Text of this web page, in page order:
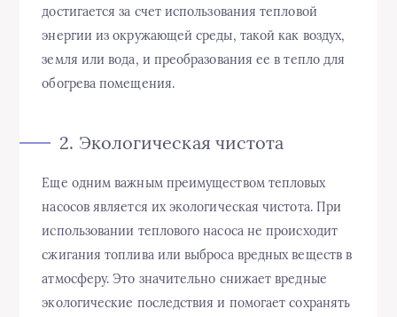
достигается за счет использования тепловой
энергии из окружающей среды, такой как воздух,
земля или вода, и преобразования ее в тепло для
обогрева помещения.
2. Экологическая чистота
Еще одним важным преимуществом тепловых
насосов является их экологическая чистота. При
использовании теплового насоса не происходит
сжигания топлива или выброса вредных веществ в
атмосферу. Это значительно снижает вредные
экологические последствия и помогает сохранять